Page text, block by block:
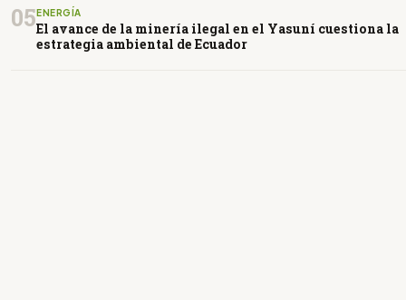
05ENERGÍA
El avance de la minería ilegal en el Yasuní cuestiona la
estrategia ambiental de Ecuador